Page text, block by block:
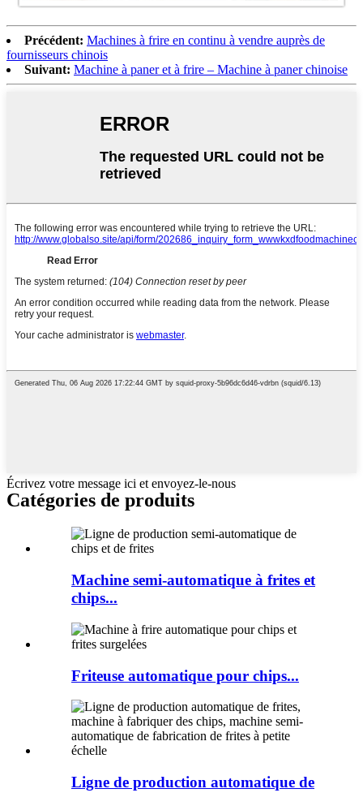
Précédent: Machines à frire en continu à vendre auprès de
fournisseurs chinois
Suivant: Machine à paner et à frire – Machine à paner chinoise
Écrivez votre message ici et envoyez-le-nous
Catégories de produits
Machine semi-automatique à frites et
chips...
Friteuse automatique pour chips...
Ligne de production automatique de